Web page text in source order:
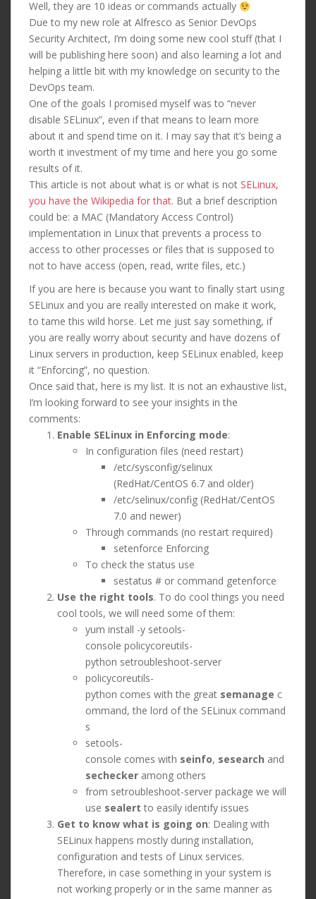
Well, they are 10 ideas or commands actually
Due to my new role at Alfresco as Senior DevOps
Security Architect, I’m doing some new cool stuff (that I
will be publishing here soon) and also learning a lot and
helping a little bit with my knowledge on security to the
DevOps team.
One of the goals I promised myself was to “never
disable SELinux”, even if that means to learn more
about it and spend time on it. I may say that it’s being a
worth it investment of my time and here you go some
results of it.
This article is not about what is or what is not SELinux,
you have the Wikipedia for that. But a brief description
could be: a MAC (Mandatory Access Control)
implementation in Linux that prevents a process to
access to other processes or files that is supposed to
not to have access (open, read, write files, etc.)
If you are here is because you want to finally start using
SELinux and you are really interested on make it work,
to tame this wild horse. Let me just say something, if
you are really worry about security and have dozens of
Linux servers in production, keep SELinux enabled, keep
it “Enforcing”, no question.
Once said that, here is my list. It is not an exhaustive list,
I’m looking forward to see your insights in the
comments:
Enable SELinux in Enforcing mode:
In configuration files (need restart)
/etc/sysconfig/selinux
(RedHat/CentOS 6.7 and older)
/etc/selinux/config (RedHat/CentOS
7.0 and newer)
Through commands (no restart required)
setenforce Enforcing
To check the status use
sestatus # or command getenforce
Use the right tools. To do cool things you need
cool tools, we will need some of them:
yum install -y setools-
console policycoreutils-
python setroubleshoot-server
policycoreutils-
python comes with the great semanage c
ommand, the lord of the SELinux command
s
setools-
console comes with seinfo, sesearch and
sechecker among others
from setroubleshoot-server package we will
use sealert to easily identify issues
Get to know what is going on: Dealing with
SELinux happens mostly during installation,
configuration and tests of Linux services.
Therefore, in case something in your system is
not working properly or in the same manner as